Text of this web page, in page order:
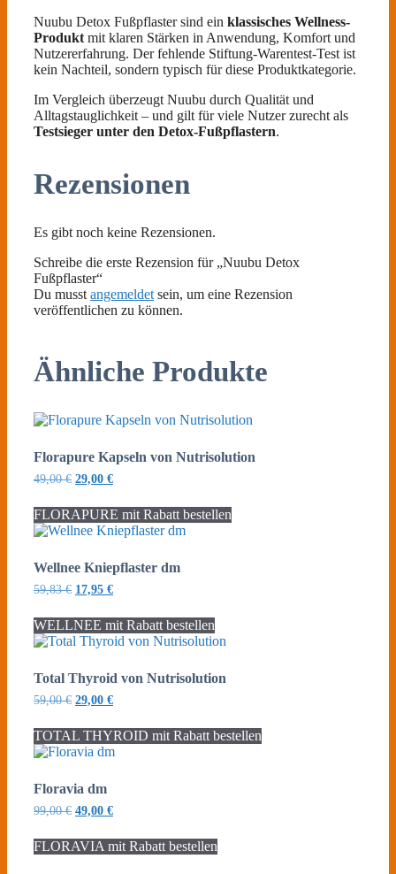
Nuubu Detox Fußpflaster sind ein klassisches Wellness-
Produkt mit klaren Stärken in Anwendung, Komfort und
Nutzererfahrung. Der fehlende Stiftung-Warentest-Test ist
kein Nachteil, sondern typisch für diese Produktkategorie.
Im Vergleich überzeugt Nuubu durch Qualität und
Alltagstauglichkeit – und gilt für viele Nutzer zurecht als
Testsieger unter den Detox-Fußpflastern.
Rezensionen
Es gibt noch keine Rezensionen.
Schreibe die erste Rezension für „Nuubu Detox
Fußpflaster“
Du musst angemeldet sein, um eine Rezension
veröffentlichen zu können.
Ähnliche Produkte
Florapure Kapseln von Nutrisolution
49,00€ Ursprünglicher
war:
49,00 €
29,00 €Aktueller
ist:
29,00 €.
FLORAPURE mit Rabatt bestellen
Wellnee Kniepflaster dm
59,83€ Ursprünglicher
war:
59,83 €
17,95 €Aktueller
ist:
17,95 €.
WELLNEE mit Rabatt bestellen
Total Thyroid von Nutrisolution
59,00€ Ursprünglicher
war:
59,00 €
29,00 €Aktueller
ist:
29,00 €.
TOTAL THYROID mit Rabatt bestellen
Floravia dm
99,00€ Ursprünglicher
war:
99,00 €
49,00 €Aktueller
ist:
49,00 €.
FLORAVIA mit Rabatt bestellen